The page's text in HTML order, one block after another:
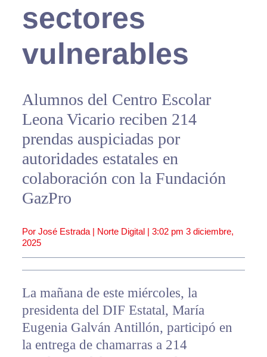
sectores
vulnerables
Alumnos del Centro Escolar
Leona Vicario reciben 214
prendas auspiciadas por
autoridades estatales en
colaboración con la Fundación
GazPro
Por José Estrada | Norte Digital | 3:02 pm 3 diciembre,
2025
La mañana de este miércoles, la
presidenta del DIF Estatal, María
Eugenia Galván Antillón, participó en
la entrega de chamarras a 214